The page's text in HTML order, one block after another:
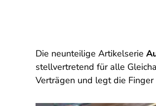
Die neunteilige Artikelserie
stellvertretend für alle
Verträgen und legt die